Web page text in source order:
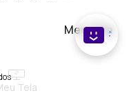
Tela
Meu Tela